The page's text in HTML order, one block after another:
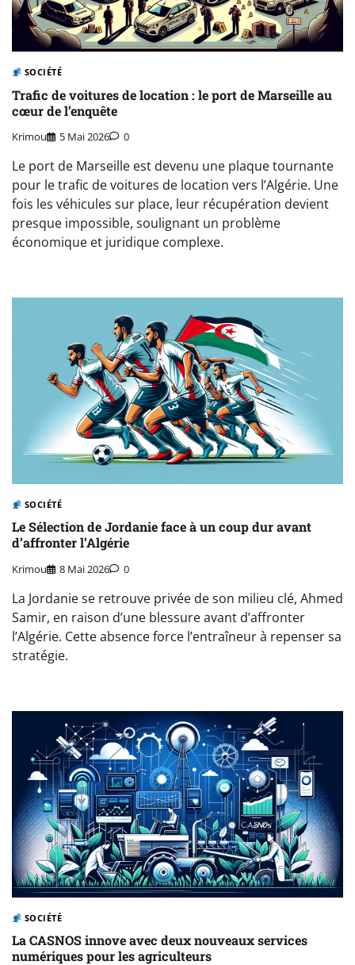
SOCIÉTÉ
Trafic de voitures de location : le port de Marseille au
cœur de l’enquête
Krimou 5 Mai 2026 0
Le port de Marseille est devenu une plaque tournante
pour le trafic de voitures de location vers l’Algérie. Une
fois les véhicules sur place, leur récupération devient
presque impossible, soulignant un problème
économique et juridique complexe.
SOCIÉTÉ
Le Sélection de Jordanie face à un coup dur avant
d’affronter l’Algérie
Krimou 8 Mai 2026 0
La Jordanie se retrouve privée de son milieu clé, Ahmed
Samir, en raison d’une blessure avant d’affronter
l’Algérie. Cette absence force l’entraîneur à repenser sa
stratégie.
SOCIÉTÉ
La CASNOS innove avec deux nouveaux services
numériques pour les agriculteurs